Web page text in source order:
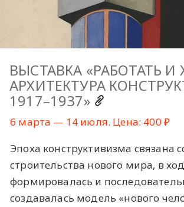
ВЫСТАВКА «РАБОТАТЬ И
АРХИТЕКТУРА
1917–1937»
6 марта — 14 июля. Цена: 400 ₽
Эпоха конструктивизма связана
строительства нового мира, в
формировалась и
создавалась модель «нового